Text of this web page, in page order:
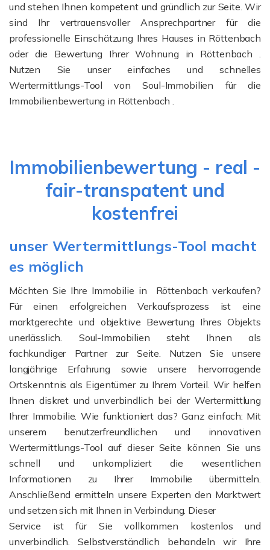
und stehen Ihnen kompetent und gründlich zur Seite. Wir
sind Ihr vertrauensvoller Ansprechpartner für die
professionelle Einschätzung Ihres Hauses in Röttenbach
oder die Bewertung Ihrer Wohnung in Röttenbach .
Nutzen Sie unser einfaches und schnelles
Wertermittlungs-Tool von Soul-Immobilien für die
Immobilienbewertung in Röttenbach .
Immobilienbewertung - real -
fair-transpatent und
kostenfrei
unser Wertermittlungs-Tool macht
es möglich
Möchten Sie Ihre Immobilie in Röttenbach verkaufen?
Für einen erfolgreichen Verkaufsprozess ist eine
marktgerechte und objektive Bewertung Ihres Objekts
unerlässlich. Soul-Immobilien steht Ihnen als
fachkundiger Partner zur Seite. Nutzen Sie unsere
langjährige Erfahrung sowie unsere hervorragende
Ortskenntnis als Eigentümer zu Ihrem Vorteil. Wir helfen
Ihnen diskret und unverbindlich bei der Wertermittlung
Ihrer Immobilie. Wie funktioniert das? Ganz einfach: Mit
unserem benutzerfreundlichen und innovativen
Wertermittlungs-Tool auf dieser Seite können Sie uns
schnell und unkompliziert die wesentlichen
Informationen zu Ihrer Immobilie übermitteln.
Anschließend ermitteln unsere Experten den Marktwert
und setzen sich mit Ihnen in Verbindung. Dieser
Service ist für Sie vollkommen kostenlos und
unverbindlich. Selbstverständlich behandeln wir Ihre